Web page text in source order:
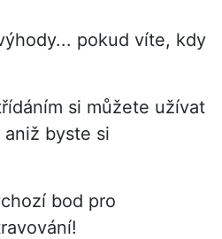
pokud víte, kdy
si můžete užívat
byste si
bod pro